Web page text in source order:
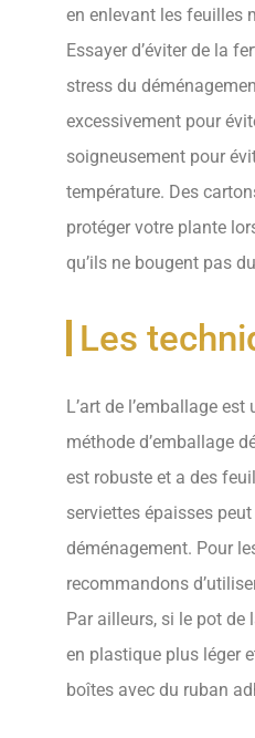
en enlevant les feuilles
Essayer d’éviter de la
stress du
excessivement pour
soigneusement pour
température. Des
protéger votre plante
qu’ils ne bougent pas
Les
L’art de l’emballage
méthode d’emballage
est robuste et a des
serviettes épaisses
déménagement. Pour
recommandons
Par ailleurs, si le pot
en plastique plus léger
boîtes avec du ruban